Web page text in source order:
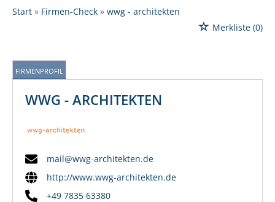
Start Firmen-Check
wwg - architekten
Merkliste (0)
FIRMENPROFIL
WWG - ARCHITEKTEN
mail@wwg-architekten.de
http://www.wwg-architekten.de
+49 7835 63380